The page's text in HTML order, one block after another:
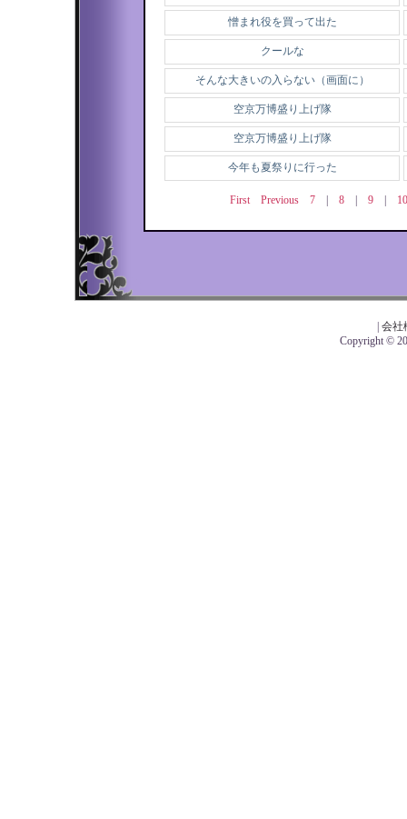
憎まれ役を買って出た
クールな
そんな大きいの入らない（画面に）
空京万博盛り上げ隊
空京万博盛り上げ隊
今年も夏祭りに行った
First Previous 7| 8| 9| 10
会社
Copyright ©